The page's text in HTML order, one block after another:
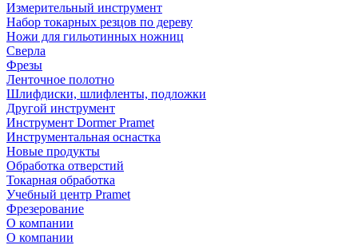
Измерительный инструмент
Набор токарных резцов по дереву
Ножи для гильотинных ножниц
Сверла
Фрезы
Ленточное полотно
Шлифдиски, шлифленты, подложки
Другой инструмент
Инструмент Dormer Pramet
Инструментальная оснастка
Новые продукты
Обработка отверстий
Токарная обработка
Учебный центр Pramet
Фрезерование
О компании
О компании